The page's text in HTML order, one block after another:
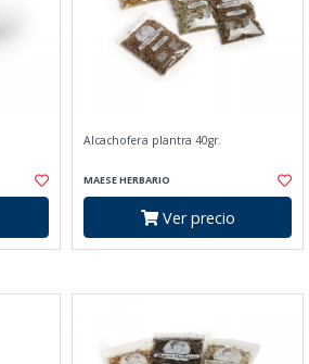
Alcachofera plantra 40gr.
MAESE HERBARIO
Ver precio